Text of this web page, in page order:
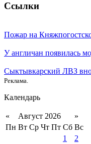
Ссылки
Пожар на
У англичан появилась
Сыктывкарский ЛВЗ
Реклама.
Календарь
« Август 2026
»
Пн Вт Ср Чт Пт Сб Вс
1
2